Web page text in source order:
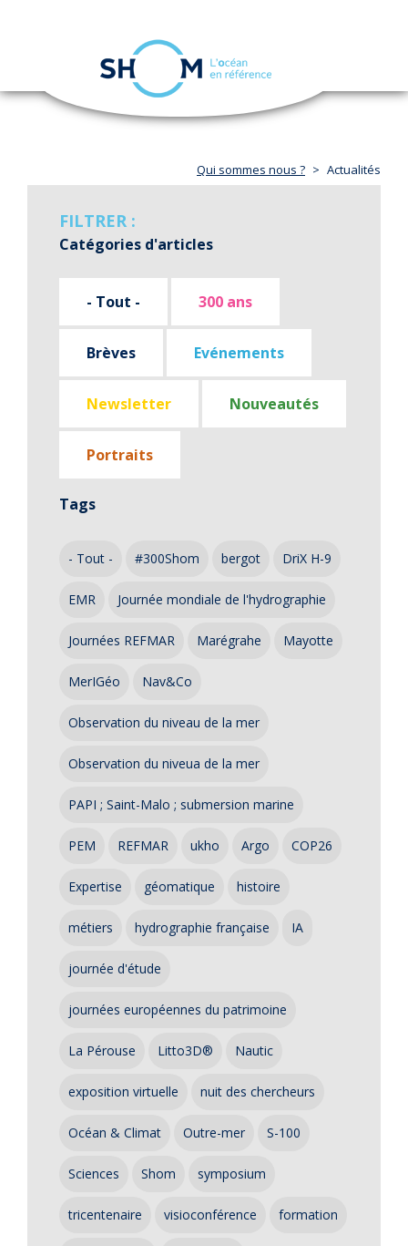
Aller
navigation
Qui sommes nous ? Actualités
FILTRER :
Catégories d'articles
- Tout - 300 ans
Brèves Evénements
Newsletter Nouveautés
Portraits
Tags
- Tout - #300Shom bergot DriX H-9
EMR Journée mondiale de l'hydrographie
Journées REFMAR Marégrahe Mayotte
MerIGéo Nav&Co
Observation du niveau de la mer
Observation du niveua de la mer
PAPI ; Saint-Malo ; submersion marine
PEM REFMAR ukho Argo COP26
Expertise géomatique histoire
métiers hydrographie française IA
journée d'étude
journées européennes du patrimoine
La Pérouse Litto3D® Nautic
exposition virtuelle nuit des chercheurs
Océan & Climat Outre-mer S-100
Sciences Shom symposium
tricentenaire visioconférence formation